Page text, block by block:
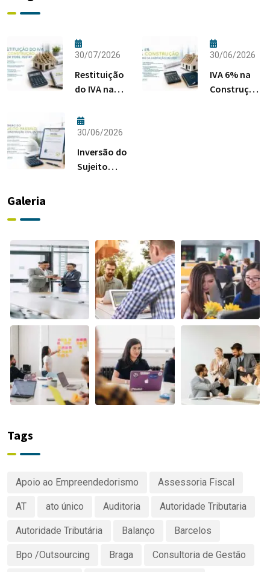
30/07/2026
Restituição
do IVA na
Quem Pode
Pedir?
30/06/2026
IVA 6% na
Construção:
30/06/2026
Inversão do
Sujeito
Galeria
Tags
Apoio ao Empreendedorismo Assessoria Fiscal
AT ato único Auditoria Autoridade Tributaria
Autoridade Tributária Balanço Barcelos
Bpo /Outsourcing Braga Consultoria de Gestão